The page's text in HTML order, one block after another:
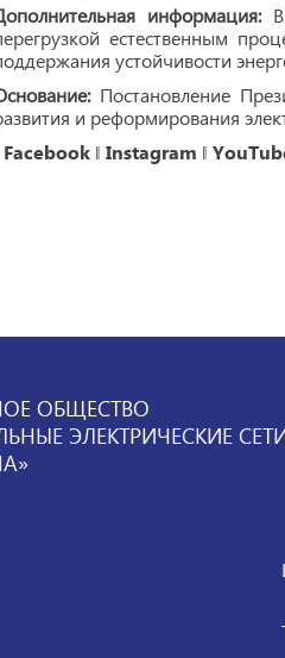
информация:В
естественным
устойчивости
Постановление
и реформирования
Facebook‖ Instagram ‖
ОБЩЕСТВО
ЭЛЕКТРИЧЕСКИЕ